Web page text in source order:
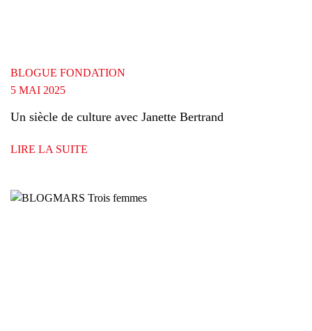
BLOGUE FONDATION
5 MAI 2025
Un siècle de culture avec Janette Bertrand
LIRE LA SUITE